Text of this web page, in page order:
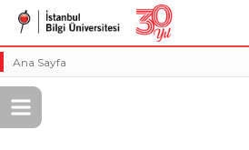
Ana Sayfa